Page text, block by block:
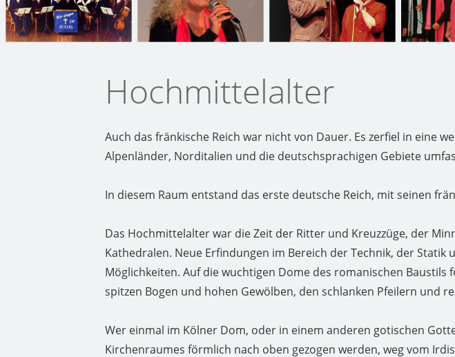
Hochmittelalter
Auch das fränkische Reich war nicht von Dauer. Es zerfiel in eine
Alpenländer, Norditalien und die deutschsprachigen Gebiete
In diesem Raum entstand das erste deutsche Reich, mit seinen
Das Hochmittelalter war die Zeit der Ritter und Kreuzzüge, der
Kathedralen. Neue Erfindungen im Bereich der Technik, der
Möglichkeiten. Auf die wuchtigen Dome des romanischen
spitzen Bogen und hohen Gewölben, den schlanken Pfeilern und
Wer einmal im Kölner Dom, oder in einem anderen gotischen
Kirchenraumes förmlich nach oben gezogen werden, weg vom